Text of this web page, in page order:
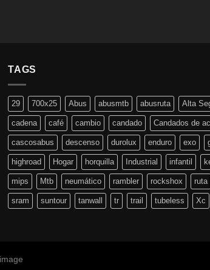
TAGS
29 700x25 Abus abusmtb abusruta Alta
cadena café cambio candado Candados de
cascosabus descenso durolux enduro exo
highroad Hogar horquilla Industrial infantil
mips Mtb neumático rambler rockshox ruta
sram suntour tanwall tr trail tubeless Xc